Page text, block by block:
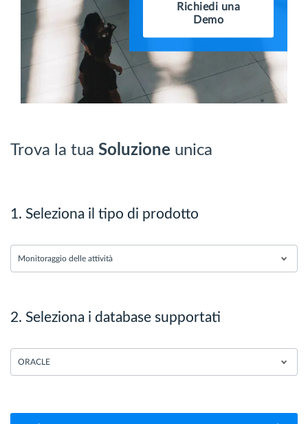
Richiedi una
Demo
Trova la tua Soluzione unica
1. Seleziona il tipo di prodotto
Monitoraggio delle attività
2. Seleziona i database supportati
ORACLE